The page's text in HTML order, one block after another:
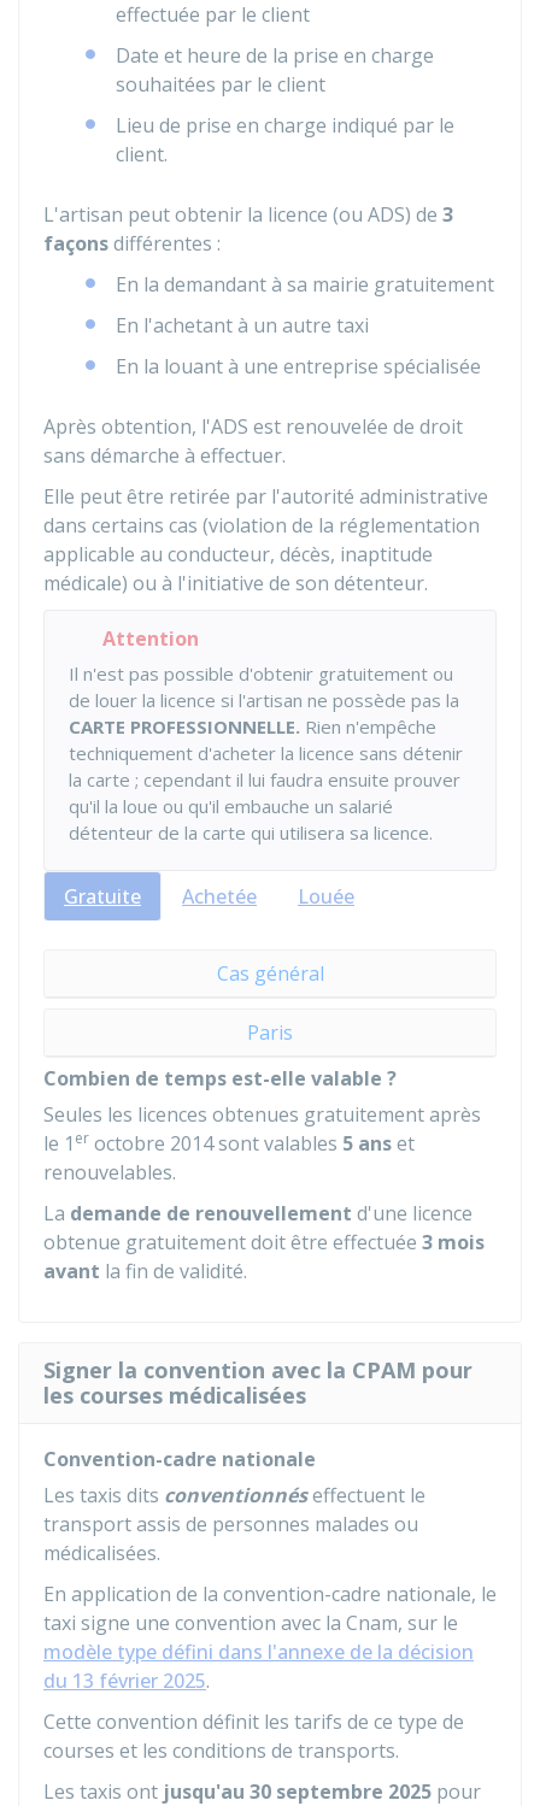
effectuée par le client
Date et heure de la prise en charge
souhaitées par le client
Lieu de prise en charge indiqué par le
client.
L'artisan peut obtenir la licence (ou ADS) de 3
façonsdifférentes :
En la demandant à sa mairie gratuitement
En l'achetant à un autre taxi
En la louant à une entreprise spécialisée
Après obtention, l'ADS est renouvelée de droit
sans démarche à effectuer.
Elle peut être retirée par l'autorité administrative
dans certains cas (violation de la réglementation
applicable au conducteur, décès, inaptitude
médicale) ou à l'initiative de son détenteur.
Attention
Il n'est pas possible d'obtenir gratuitement ou
de louer la licence si l'artisan ne possède pas la
CARTE PROFESSIONNELLE. Rien n'empêche
techniquement d'acheter la licence sans détenir
la carte ; cependant il lui faudra ensuite prouver
qu'il la loue ou qu'il embauche un salarié
détenteur de la carte qui utilisera sa licence.
Gratuite Achetée Louée
Cas général
Paris
Combien de temps est-elle valable ?
Seules les licences obtenues gratuitement après
le 1 er octobre 2014 sont valables 5 anset
renouvelables.
La demande de renouvellement d'une licence
obtenue gratuitement doit être effectuée 3 mois
avant la fin de validité.
Signer la convention avec la CPAM pour
les courses médicalisées
Convention-cadre nationale
Les taxis dits conventionnéseffectuent le
transport assis de personnes malades ou
médicalisées.
En application de la convention-cadre nationale, le
taxi signe une convention avec la Cnam, sur le
modèle type défini dans l'annexe de la décision
du 13 février 2025.
Cette convention définit les tarifs de ce type de
courses et les conditions de transports.
Les taxis ont jusqu'au 30 septembre 2025 pour